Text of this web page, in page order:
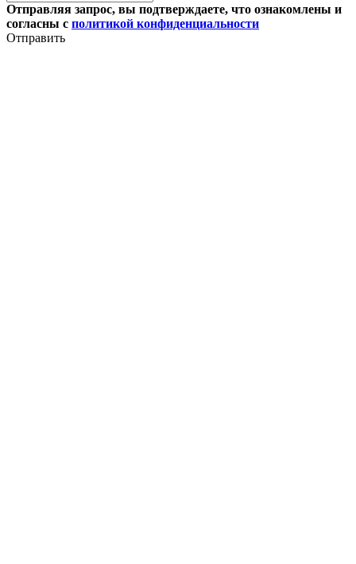
Отправляя запрос, вы подтверждаете, что ознакомлены и
согласны с политикой конфиденциальности
Отправить